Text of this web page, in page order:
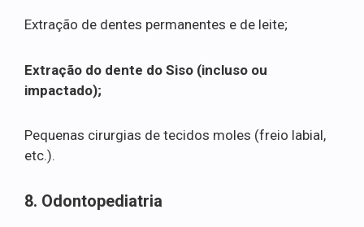
Extração de dentes permanentes e de leite;
Extração do dente do Siso (incluso ou
impactado);
Pequenas cirurgias de tecidos moles (freio labial,
etc.).
8. Odontopediatria